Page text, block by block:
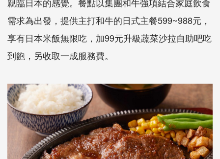
親臨日本的感覺。餐點以集團和牛強項結合家庭飲食
需求為出發，提供主打和牛的日式主餐599~988元，
享有日本米飯無限吃，加99元升級蔬菜沙拉自助吧吃
到飽，另收取一成服務費。